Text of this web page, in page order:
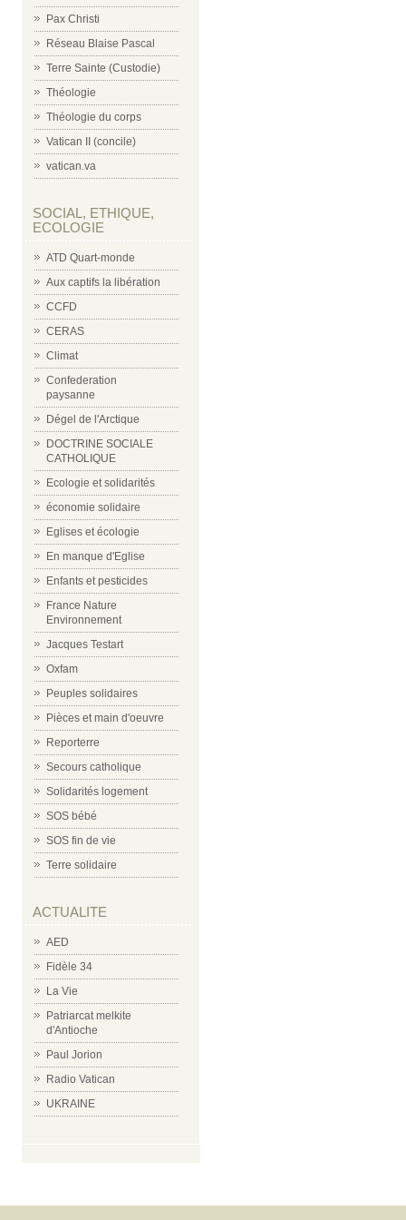
Pax Christi
Réseau Blaise Pascal
Terre Sainte (Custodie)
Théologie
Théologie du corps
Vatican II (concile)
vatican.va
SOCIAL, ETHIQUE,
ECOLOGIE
ATD Quart-monde
Aux captifs la libération
CCFD
CERAS
Climat
Confederation
paysanne
Dégel de l'Arctique
DOCTRINE SOCIALE
CATHOLIQUE
Ecologie et solidarités
économie solidaire
Eglises et écologie
En manque d'Eglise
Enfants et pesticides
France Nature
Environnement
Jacques Testart
Oxfam
Peuples solidaires
Pièces et main d'oeuvre
Reporterre
Secours catholique
Solidarités logement
SOS bébé
SOS fin de vie
Terre solidaire
ACTUALITE
AED
Fidèle 34
La Vie
Patriarcat melkite
d'Antioche
Paul Jorion
Radio Vatican
UKRAINE